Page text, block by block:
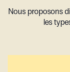
Nous proposons
les